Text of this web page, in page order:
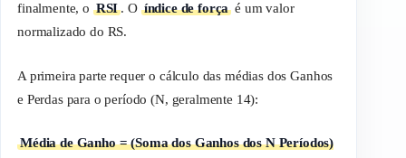
finalmente, o RSI . O índice de força é um valor
normalizado do RS.
A primeira parte requer o cálculo das médias dos Ganhos
e Perdas para o período (N, geralmente 14):
Média de Ganho = (Soma dos Ganhos dos N Períodos)